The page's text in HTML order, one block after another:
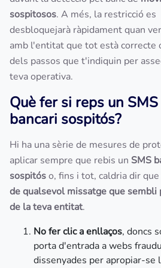
sospitosos. A més, la restricció es
desbloquejarà ràpidament quan
amb l'entitat que tot està correcte
dels passos que t'indiquin per
teva operativa.
Què fer si reps un SMS
bancari sospitós?
Hi ha una sèrie de mesures de
aplicar sempre que rebis un SMS
sospitóso, fins i tot, caldria dir que
de qualsevol missatge que sembli
de la teva entitat.
No fer clic a enllaços, doncs
porta d'entrada a webs
dissenyades per apropiar-se